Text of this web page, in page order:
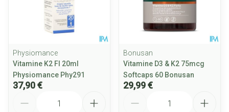
Physiomance
Vitamine K2 Fl 20ml
Physiomance Phy291
37,90 €
Bonusan
Vitamine D3 & K2 75mcg
Softcaps 60 Bonusan
29,99 €